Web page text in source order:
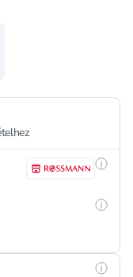
listához
on sale